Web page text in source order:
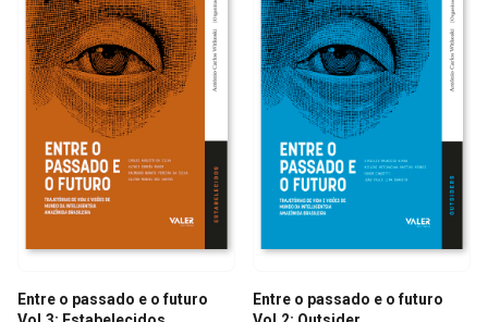
Entre o passado e o futuro
Entre o passado e o futuro